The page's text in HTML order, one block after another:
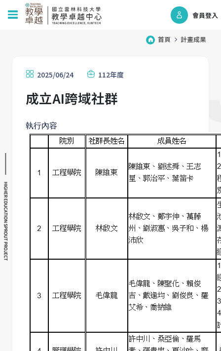
會員登入
首頁 計畫成果
2025/06/24 112年度
成立AI跨域社群
執行內容